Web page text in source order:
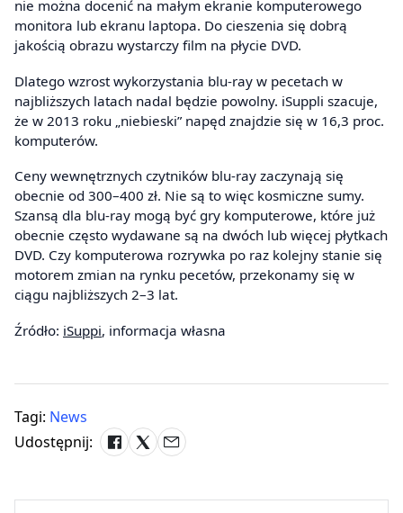
nie można docenić na małym ekranie komputerowego
monitora lub ekranu laptopa. Do cieszenia się dobrą
jakością obrazu wystarczy film na płycie DVD.
Dlatego wzrost wykorzystania blu-ray w pecetach w
najbliższych latach nadal będzie powolny. iSuppli szacuje,
że w 2013 roku „niebieski” napęd znajdzie się w 16,3 proc.
komputerów.
Ceny wewnętrznych czytników blu-ray zaczynają się
obecnie od 300–400 zł. Nie są to więc kosmiczne sumy.
Szansą dla blu-ray mogą być gry komputerowe, które już
obecnie często wydawane są na dwóch lub więcej płytkach
DVD. Czy komputerowa rozrywka po raz kolejny stanie się
motorem zmian na rynku pecetów, przekonamy się w
ciągu najbliższych 2–3 lat.
Źródło: iSuppi, informacja własna
Tagi: News
Udostępnij: